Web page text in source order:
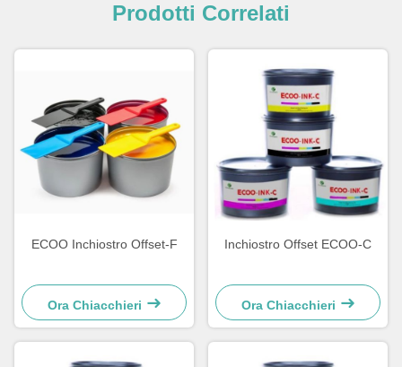
Prodotti Correlati
ECOO Inchiostro Offset-F
Ora Chiacchieri
Inchiostro Offset ECOO-C
Ora Chiacchieri